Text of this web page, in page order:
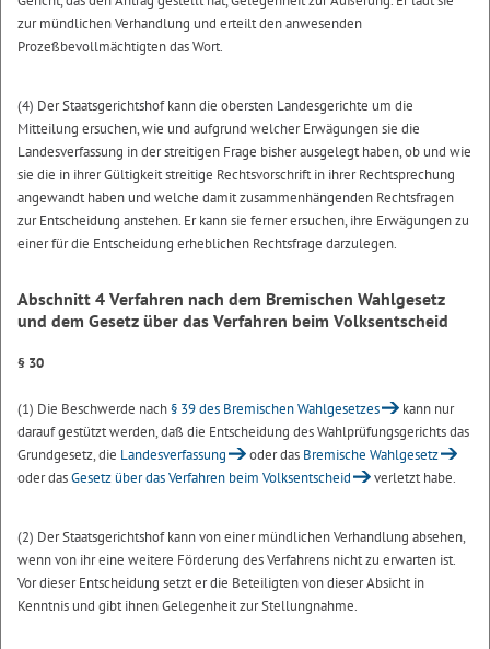
zur mündlichen Verhandlung und erteilt den anwesenden
Prozeßbevollmächtigten das Wort.
(4) Der Staatsgerichtshof kann die obersten Landesgerichte um die
Mitteilung ersuchen, wie und aufgrund welcher Erwägungen sie die
Landesverfassung in der streitigen Frage bisher ausgelegt haben, ob und wie
sie die in ihrer Gültigkeit streitige Rechtsvorschrift in ihrer Rechtsprechung
angewandt haben und welche damit zusammenhängenden Rechtsfragen
zur Entscheidung anstehen. Er kann sie ferner ersuchen, ihre Erwägungen zu
einer für die Entscheidung erheblichen Rechtsfrage darzulegen.
Abschnitt 4 Verfahren nach dem Bremischen Wahlgesetz
und dem Gesetz über das Verfahren beim Volksentscheid
§ 30
(1) Die Beschwerde nach§ 39 des Bremischen Wahlgesetzes
kann nur
darauf gestützt werden, daß die Entscheidung des Wahlprüfungsgerichts das
Grundgesetz, die Landesverfassung oder das Bremische Wahlgesetz
oder dasGesetz über das Verfahren beim Volksentscheid verletzt habe.
(2) Der Staatsgerichtshof kann von einer mündlichen Verhandlung absehen,
wenn von ihr eine weitere Förderung des Verfahrens nicht zu erwarten ist.
Vor dieser Entscheidung setzt er die Beteiligten von dieser Absicht in
Kenntnis und gibt ihnen Gelegenheit zur Stellungnahme.